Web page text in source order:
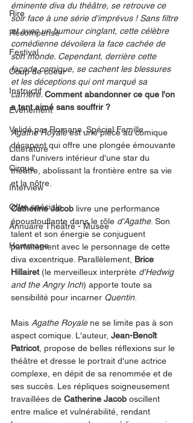
Rire
Récompense
Festival
Coup de coeur
Instructif
Événement
Validé par Romane. Spécial Famille
Littérature
Cirque
Interview
Offre spéciale
Annuaire Théâtre - Musée
Hommage
éminente diva du théâtre, se retrouve ce
soir face à une série d'imprévus ! Sans filtre
et avec un humour cinglant, cette célèbre
comédienne dévoilera la face cachée de
son monde. Cependant, derrière cette
façade comique, se cachent les blessures
et les déceptions qui ont marqué sa
carrière. Comment abandonner ce que l'on
a tant aimé sans souffrir ?
Agathe Royale est une pièce au comique
décapant qui offre une plongée émouvante
dans l'univers intérieur d'une star du
théâtre, abolissant la frontière entre sa vie
et la nôtre.
Catherine Jacob livre une performance
époustouflante dans le rôle d'Agathe. Son
talent et son énergie se conjuguent
parfaitement avec le personnage de cette
diva excentrique. Parallèlement, Brice
Hillairet (le merveilleux interprète d'Hedwig
and the Angry Inch) apporte toute sa
sensibilité pour incarner Quentin.
Mais Agathe Royale ne se limite pas à son
aspect comique. L'auteur, Jean-Benoît
Patricot, propose de belles réflexions sur le
théâtre et dresse le portrait d'une actrice
complexe, en dépit de sa renommée et de
ses succès. Les répliques soigneusement
travaillées de Catherine Jacob oscillent
entre malice et vulnérabilité, rendant